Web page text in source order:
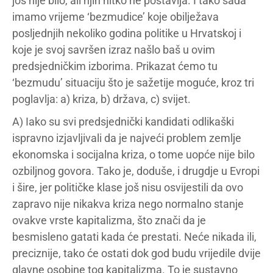
imamo vrijeme ‘bezmudice’ koje obilježava
posljednjih nekoliko godina politike u Hrvatskoj i
koje je svoj savršen izraz našlo baš u ovim
predsjedničkim izborima. Prikazat ćemo tu
‘bezmudu’ situaciju što je sažetije moguće, kroz tri
poglavlja: a) kriza, b) država, c) svijet.
A) Iako su svi predsjednički kandidati odlikaški
ispravno izjavljivali da je najveći problem zemlje
ekonomska i socijalna kriza, o tome uopće nije bilo
ozbiljnog govora. Tako je, doduše, i drugdje u Evropi
i šire, jer političke klase još nisu osvijestili da ovo
zapravo nije nikakva kriza nego normalno stanje
ovakve vrste kapitalizma, što znači da je
besmisleno gatati kada će prestati. Neće nikada ili,
preciznije, tako će ostati dok god budu vrijedile dvije
glavne osobine tog kapitalizma. To je sustavno